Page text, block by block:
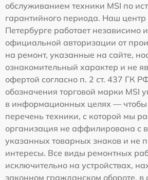
обслуживанием техники MSI по
гарантийного периода. Наш центр
Петербурге работает независимо
официальной авторизации от
на ремонт, указанные на сайте,
ознакомительный характер и не
офертой согласно п. 2 ст. 437 ГК
обозначения торговой марки MSI
в информационных целях — чтобы
перечень техники, с которой мы
организация не аффилирована с
указанных товарных знаков и не
интересы. Все виды ремонтных
исключительно на устройствах,
законном гражданском обороте, в